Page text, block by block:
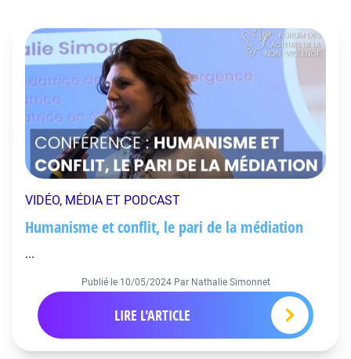
VIDÉO, MÉDIA ET PODCAST
Humanisme et conflit, le pari de la médiation
...
Publié le 10/05/2024 Par Nathalie Simonnet
LIRE L'ARTICLE